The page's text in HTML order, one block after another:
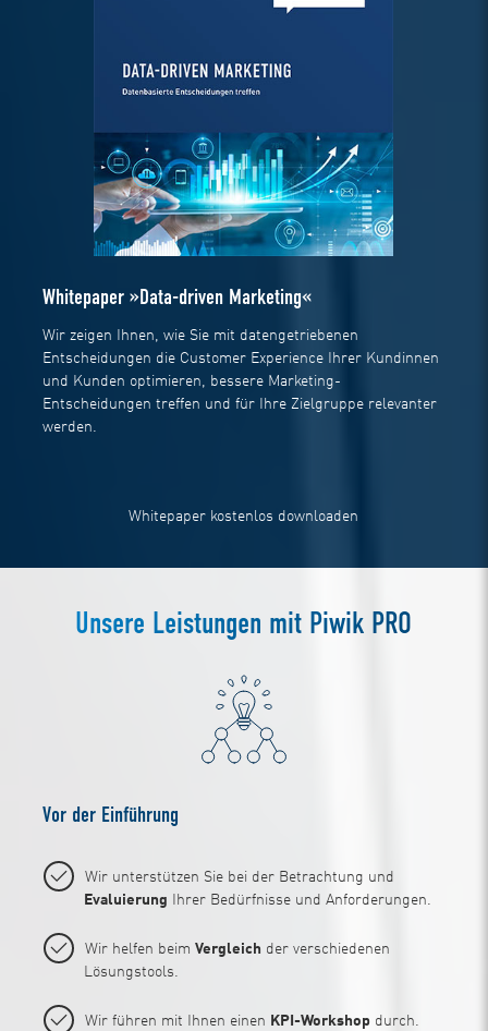
Whitepaper »Data-driven Marketing«
Wir zeigen Ihnen, wie Sie mit datengetriebenen
Entscheidungen die Customer Experience Ihrer Kundinnen
und Kunden optimieren, bessere Marketing-
Entscheidungen treffen und für Ihre Zielgruppe relevanter
werden.
Whitepaper kostenlos downloaden
Unsere Leistungen mit Piwik PRO
Vor der Einführung
Wir unterstützen Sie bei der Betrachtung und
Evaluierung Ihrer Bedürfnisse und Anforderungen.
Wir helfen beimVergleich der verschiedenen
Lösungstools.
Wir führen mit Ihnen einen KPI-Workshop durch.